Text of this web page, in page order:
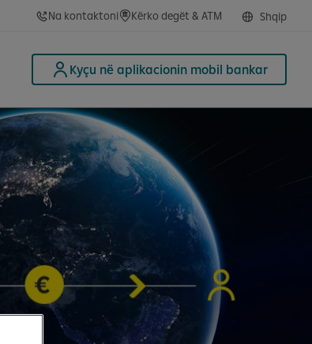
Na kontaktoni Kërko degët & ATM Shqip
Kyçu në aplikacionin mobil bankar